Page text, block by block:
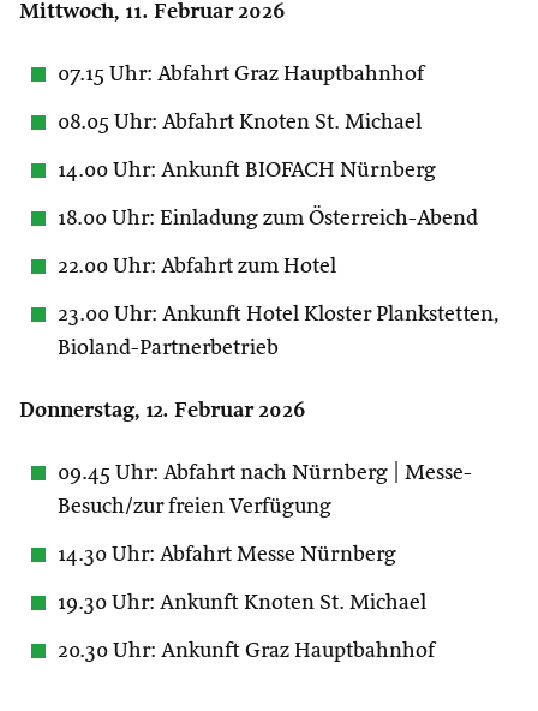
Mittwoch, 11. Februar 2026
07.15 Uhr: Abfahrt Graz Hauptbahnhof
08.05 Uhr: Abfahrt Knoten St. Michael
14.00 Uhr: Ankunft BIOFACH Nürnberg
18.00 Uhr: Einladung zum Österreich-Abend
22.00 Uhr: Abfahrt zum Hotel
23.00 Uhr: Ankunft Hotel Kloster Plankstetten,
Bioland-Partnerbetrieb
Donnerstag, 12. Februar 2026
09.45 Uhr: Abfahrt nach Nürnberg | Messe-
Besuch/zur freien Verfügung
14.30 Uhr: Abfahrt Messe Nürnberg
19.30 Uhr: Ankunft Knoten St. Michael
20.30 Uhr: Ankunft Graz Hauptbahnhof